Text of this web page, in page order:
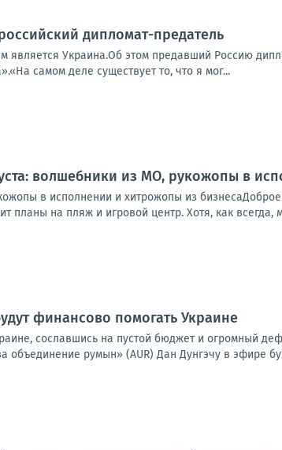
дипломат-предатель
является Украина.Об этом предавший Россию
самом деле существует то, что я мог...
волшебники из МО, рукожопы в
в исполнении и хитрожопы из
планы на пляж и игровой центр. Хотя, как всегда,
финансово помогать Украине
сославшись на пустой бюджет и огромный
объединение румын» (AUR) Дан Дунгэчу в эфире